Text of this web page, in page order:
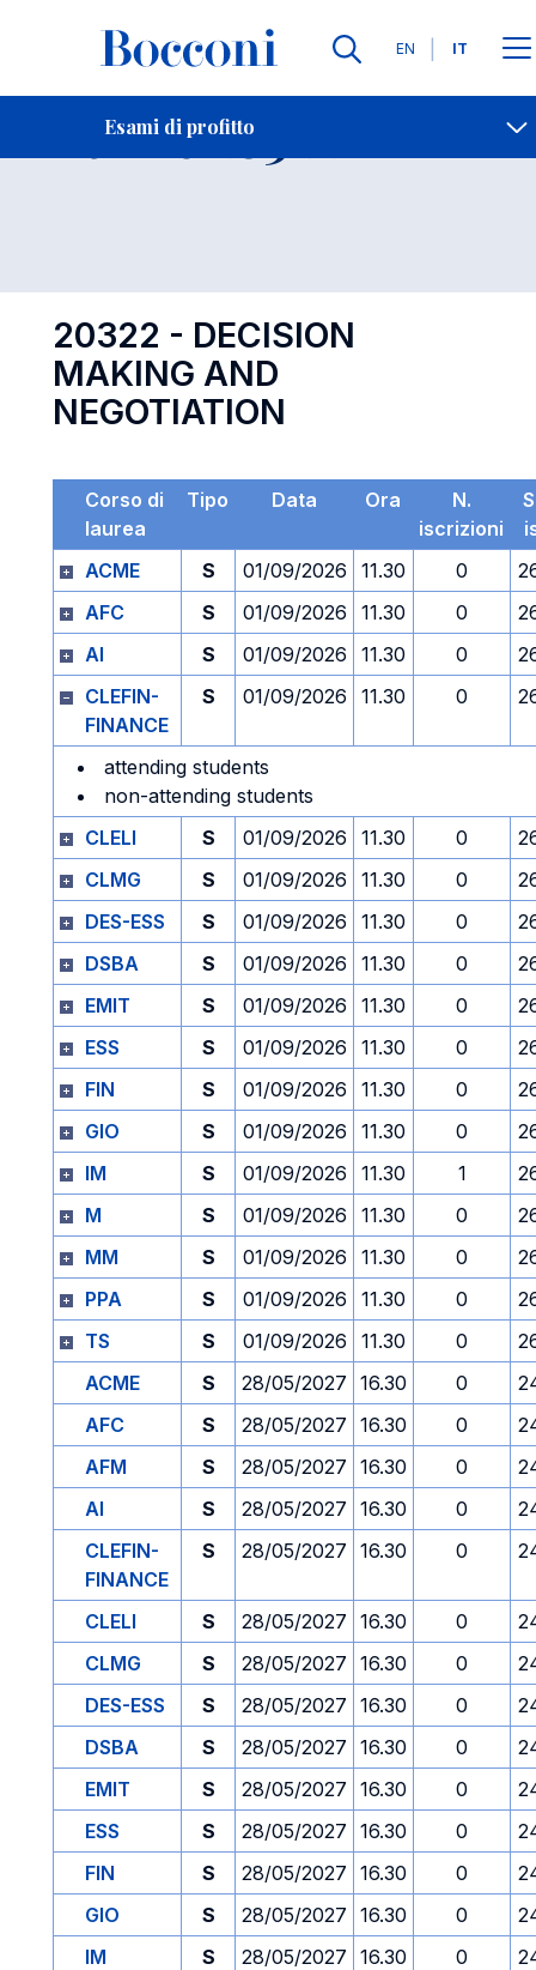
Lingue
EN IT
Esami di profitto
Contatti
Esame 20322 Open
20322 - DECISION
MAKING AND
NEGOTIATION
Corso di
laurea
Tipo Data Ora
N.
iscrizioni
ACME
S 01/09/2026 11.30 0
AFC
S 01/09/2026 11.30 0
AI
S 01/09/2026 11.30 0
CLEFIN-
FINANCE
S 01/09/2026 11.30 0
attending students
non-attending students
CLELI
S 01/09/2026 11.30 0
CLMG
S 01/09/2026 11.30 0
DES-ESS
S 01/09/2026 11.30 0
DSBA
S 01/09/2026 11.30 0
EMIT
S 01/09/2026 11.30 0
ESS
S 01/09/2026 11.30 0
FIN
S 01/09/2026 11.30 0
GIO
S 01/09/2026 11.30 0
IM
S 01/09/2026 11.30 1
M
S 01/09/2026 11.30 0
MM
S 01/09/2026 11.30 0
PPA
S 01/09/2026 11.30 0
TS
S 01/09/2026 11.30 0
ACME
S 28/05/2027 16.30 0
AFC
S 28/05/2027 16.30 0
AFM
S 28/05/2027 16.30 0
AI
S 28/05/2027 16.30 0
CLEFIN-
FINANCE
S 28/05/2027 16.30 0
CLELI S 28/05/2027 16.30 0
CLMG
S 28/05/2027 16.30 0
DES-ESS
S 28/05/2027 16.30 0
DSBA
S 28/05/2027 16.30 0
EMIT
S 28/05/2027 16.30 0
ESS
S 28/05/2027 16.30 0
FIN
S 28/05/2027 16.30 0
GIO
S 28/05/2027 16.30 0
IM
S 28/05/2027 16.30 0